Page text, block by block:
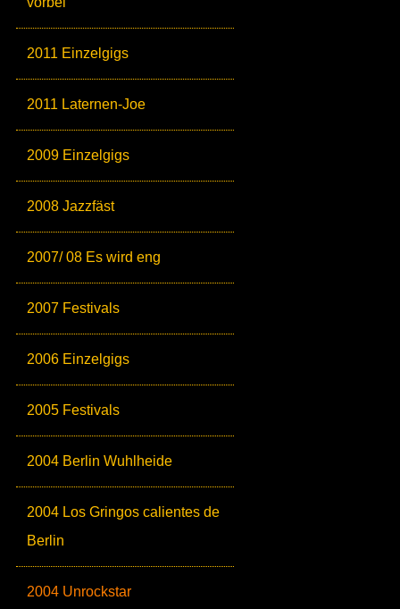
2011 Einzelgigs
2011 Laternen-Joe
2009 Einzelgigs
2008 Jazzfäst
2007/ 08 Es wird eng
2007 Festivals
2006 Einzelgigs
2005 Festivals
2004 Berlin Wuhlheide
2004 Los Gringos calientes de
Berlin
2004 Unrockstar